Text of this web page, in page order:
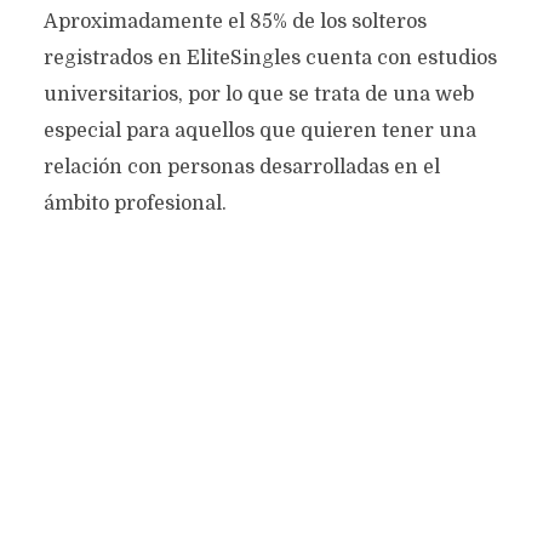
Aproximadamente el 85% de los solteros
registrados en EliteSingles cuenta con estudios
universitarios, por lo que se trata de una web
especial para aquellos que quieren tener una
relación con personas desarrolladas en el
ámbito profesional.